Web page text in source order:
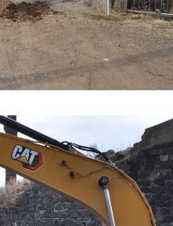
Şanlıurfa
Uşak
Van
Zonguldak
Aksaray
Bayburt